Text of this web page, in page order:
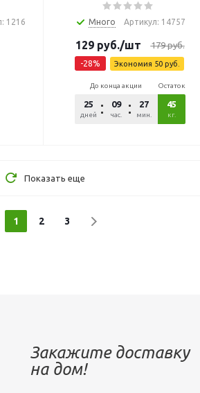
1216 Много Артикул: 14757
129руб./шт 179руб.
-28% Экономия 50 руб.
До конца акции
25
дней
09
час.
27
мин.
02
сек.
Остаток
45
кг.
Показать еще
1 2 3
Закажите доставку
на дом!